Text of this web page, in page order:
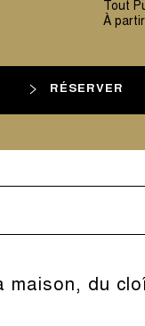
Tout
À
RÉSERVER
maison, du